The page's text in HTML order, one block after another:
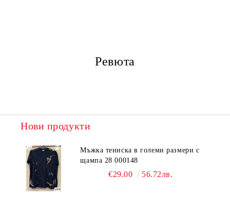
Ревюта
Нови продукти
Мъжка тениска в големи размери с
щампа 28 000148
€29.00 56.72лв.